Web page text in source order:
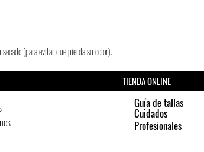
(para evitar que pierda su color).
TIENDA ONLINE
Guía de tallas
Cuidados
Profesionales